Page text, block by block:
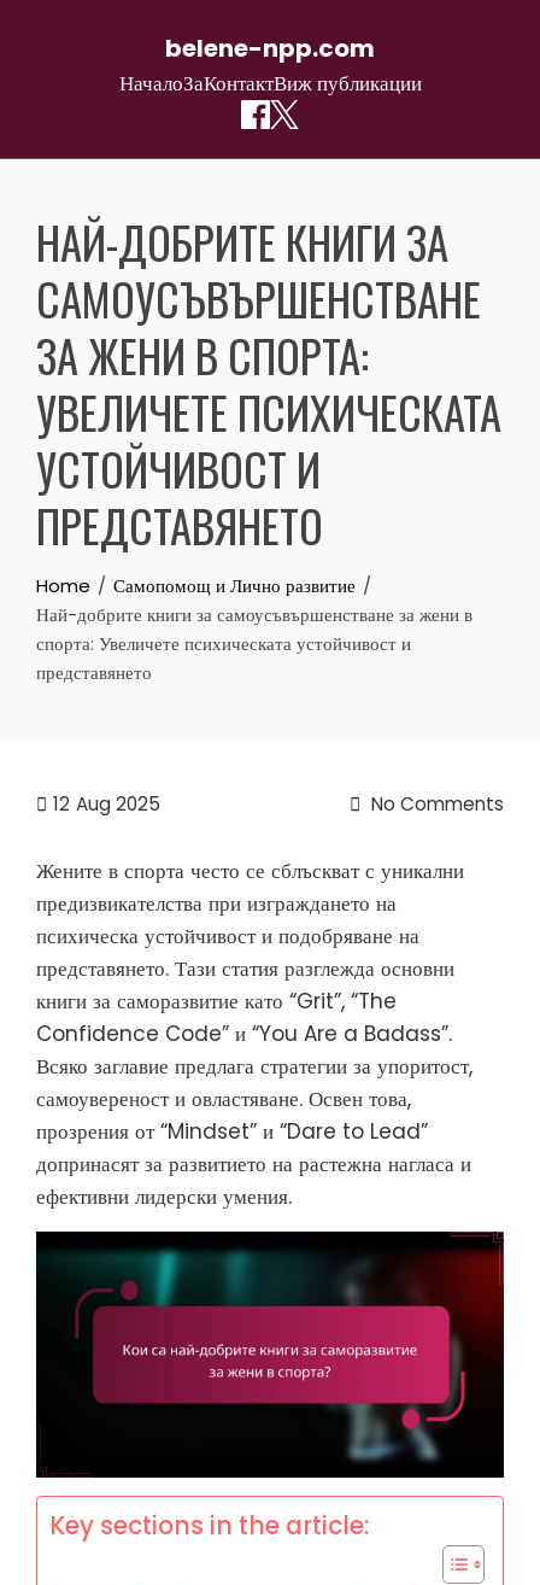
belene-npp.com
НачалоЗаКонтактВиж публикации
contentНАЙ-ДОБРИТЕ КНИГИ ЗА
САМОУСЪВЪРШЕНСТВАНЕ
ЗА ЖЕНИ В СПОРТА:
УВЕЛИЧЕТЕ ПСИХИЧЕСКАТА
УСТОЙЧИВОСТ И
ПРЕДСТАВЯНЕТО
Home
Самопомощ и Лично развитие
Най-добрите книги за самоусъвършенстване за жени в
спорта: Увеличете психическата устойчивост и
представянето
12 Aug 2025 No Comments
Жените в спорта често се сблъскват с уникални
предизвикателства при изграждането на
психическа устойчивост и подобряване на
представянето. Тази статия разглежда основни
книги за саморазвитие като “Grit”, “The
Confidence Code” и “You Are a Badass”.
Всяко заглавие предлага стратегии за упоритост,
самоувереност и овластяване. Освен това,
прозрения от “Mindset” и “Dare to Lead”
допринасят за развитието на растежна нагласа и
ефективни лидерски умения.
Key sections in the article: